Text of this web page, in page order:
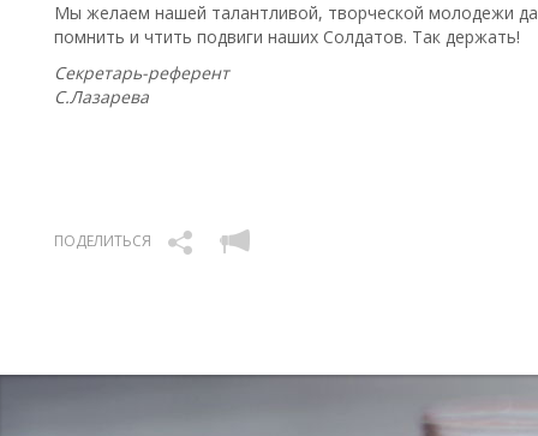
Мы желаем нашей талантливой, творческой молодежи
помнить и чтить подвиги наших Солдатов. Так держать!
Секретарь-референт
С.Лазарева
ПОДЕЛИТЬСЯ